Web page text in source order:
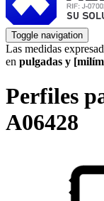
Toggle navigation
Las medidas
en pulgadas y
Perfiles
A06428